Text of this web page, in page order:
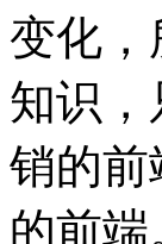
变化
知识
销的前
的前端